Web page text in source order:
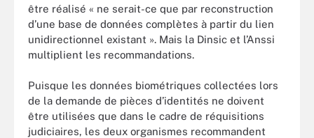
être réalisé « ne serait-ce que par reconstruction
d’une base de données complètes à partir du lien
unidirectionnel existant ». Mais la Dinsic et l’Anssi
multiplient les recommandations.
Puisque les données biométriques collectées lors
de la demande de pièces d’identités ne doivent
être utilisées que dans le cadre de réquisitions
judiciaires, les deux organismes recommandent